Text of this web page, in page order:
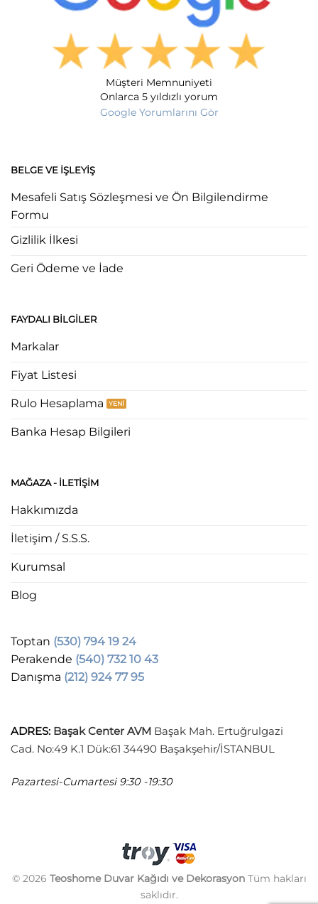
Müşteri Memnuniyeti
Onlarca 5 yıldızlı yorum
Google Yorumlarını Gör
BELGE VE İŞLEYIŞ
Mesafeli Satış Sözleşmesi ve Ön Bilgilendirme
Formu
Gizlilik İlkesi
Geri Ödeme ve İade
FAYDALI BILGILER
Markalar
Fiyat Listesi
Rulo Hesaplama
Banka Hesap Bilgileri
MAĞAZA - ILETIŞIM
Hakkımızda
İletişim / S.S.S.
Kurumsal
Blog
Toptan (530) 794 19 24
Perakende (540) 732 10 43
Danışma (212) 924 77 95
ADRES: Başak Center AVM Başak Mah. Ertuğrulgazi
Cad. No:49 K.1 Dük:61 34490 Başakşehir/İSTANBUL
Pazartesi-Cumartesi 9:30 -19:30
© 2026 Teoshome Duvar Kağıdı ve DekorasyonTüm hakları
saklıdır.